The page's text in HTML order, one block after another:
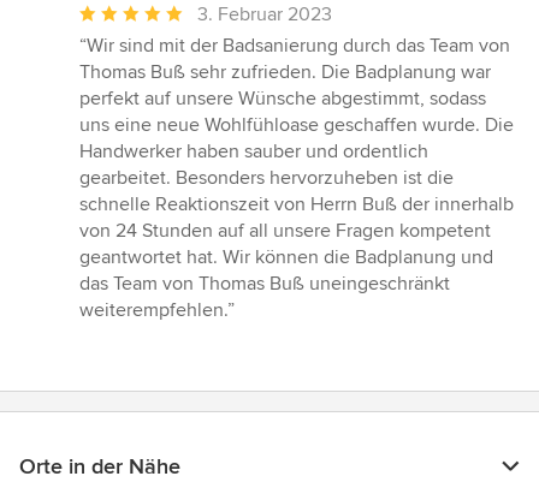
Durchschnittliche
Bewertung:
5
von
5
Sternen
3. Februar 2023
“Wir sind mit der Badsanierung durch das Team von
Thomas Buß sehr zufrieden. Die Badplanung war
perfekt auf unsere Wünsche abgestimmt, sodass
uns eine neue Wohlfühloase geschaffen wurde. Die
Handwerker haben sauber und ordentlich
gearbeitet. Besonders hervorzuheben ist die
schnelle Reaktionszeit von Herrn Buß der innerhalb
von 24 Stunden auf all unsere Fragen kompetent
geantwortet hat. Wir können die Badplanung und
das Team von Thomas Buß uneingeschränkt
weiterempfehlen.”
Orte in der Nähe